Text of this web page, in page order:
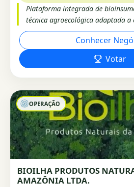
Plataforma integrada de
técnica agroecológica adaptada a
Conhecer
Votar
OPERAÇÃO
BIOILHA PRODUTOS
AMAZÔNIA LTDA.